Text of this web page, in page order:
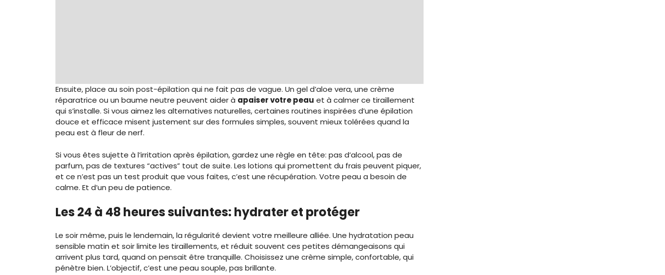
Ensuite, place au soin post-épilation qui ne fait pas de vague. Un gel d’aloe vera, une crème
réparatrice ou un baume neutre peuvent aider à apaiser votre peau et à calmer ce tiraillement
qui s’installe. Si vous aimez les alternatives naturelles, certaines routines inspirées d’une épilation
douce et efficace misent justement sur des formules simples, souvent mieux tolérées quand la
peau est à fleur de nerf.
Si vous êtes sujette à l’irritation après épilation, gardez une règle en tête: pas d’alcool, pas de
parfum, pas de textures “actives” tout de suite. Les lotions qui promettent du frais peuvent piquer,
et ce n’est pas un test produit que vous faites, c’est une récupération. Votre peau a besoin de
calme. Et d’un peu de patience.
Les 24 à 48 heures suivantes: hydrater et protéger
Le soir même, puis le lendemain, la régularité devient votre meilleure alliée. Une hydratation peau
sensible matin et soir limite les tiraillements, et réduit souvent ces petites démangeaisons qui
arrivent plus tard, quand on pensait être tranquille. Choisissez une crème simple, confortable, qui
pénètre bien. L’objectif, c’est une peau souple, pas brillante.